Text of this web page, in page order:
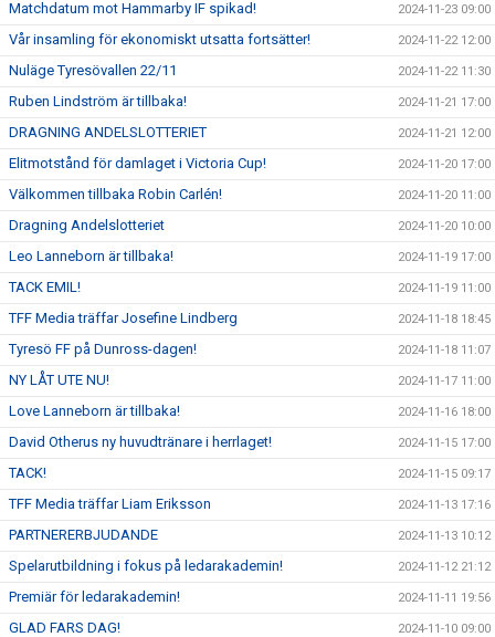
Matchdatum mot Hammarby IF spikad! 2024-11-23 09:00
Vår insamling för ekonomiskt utsatta fortsätter! 2024-11-22 12:00
Nuläge Tyresövallen 22/11 2024-11-22 11:30
Ruben Lindström är tillbaka! 2024-11-21 17:00
DRAGNING ANDELSLOTTERIET 2024-11-21 12:00
Elitmotstånd för damlaget i Victoria Cup! 2024-11-20 17:00
Välkommen tillbaka Robin Carlén! 2024-11-20 11:00
Dragning Andelslotteriet 2024-11-20 10:00
Leo Lanneborn är tillbaka! 2024-11-19 17:00
TACK EMIL! 2024-11-19 11:00
TFF Media träffar Josefine Lindberg 2024-11-18 18:45
Tyresö FF på Dunross-dagen! 2024-11-18 11:07
NY LÅT UTE NU! 2024-11-17 11:00
Love Lanneborn är tillbaka! 2024-11-16 18:00
David Otherus ny huvudtränare i herrlaget! 2024-11-15 17:00
TACK! 2024-11-15 09:17
TFF Media träffar Liam Eriksson 2024-11-13 17:16
PARTNERERBJUDANDE 2024-11-13 10:12
Spelarutbildning i fokus på ledarakademin! 2024-11-12 21:12
Premiär för ledarakademin! 2024-11-11 19:56
GLAD FARS DAG! 2024-11-10 09:00